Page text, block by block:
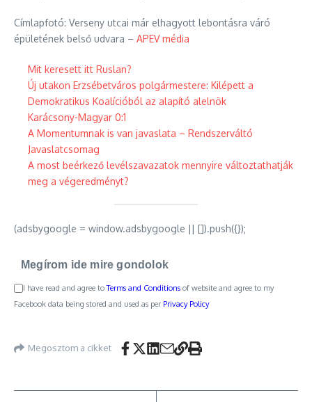
Címlapfotó: Verseny utcai már elhagyott lebontásra váró
épületének belső udvara – APEV média
Mit keresett itt Ruslan?
Új utakon Erzsébetváros polgármestere: Kilépett a
Demokratikus Koalícióból az alapító alelnök
Karácsony-Magyar 0:1
A Momentumnak is van javaslata – Rendszerváltó
Javaslatcsomag
A most beérkező levélszavazatok mennyire változtathatják
meg a végeredményt?
(adsbygoogle = window.adsbygoogle || []).push({});
Megírom ide mire gondolok
I have read and agree toTerms and Conditions of website and agree to my
Facebook data being stored and used as per Privacy Policy
Megosztom a cikket